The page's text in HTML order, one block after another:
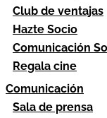
Club de ventajas
Hazte Socio
Comunicación
Regala cine
Comunicación
Sala de prensa